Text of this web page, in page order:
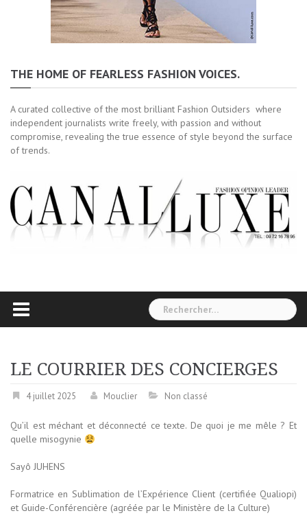
THE HOME OF FEARLESS FASHION VOICES.
A curated collective of the most brilliant Fashion Outsiders where
independent journalists write freely, with passion and without
compromise, revealing the true essence of style beyond the surface
of trends.
Rechercher :
LE COURRIER DES CONCIERGES
4 juillet 2025 Mouclier Non classé
Qu’il est méchant et déconnecté ce texte. De quoi je me mêle ? Et
quelle misogynie
Sayô JUHENS
Formatrice en Sublimation de l’Expérience Client (certifiée Qualiopi)
et Guide-Conférencière (agréée par le Ministère de la Culture)